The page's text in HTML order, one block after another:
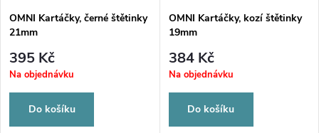
OMNI Kartáčky, černé štětinky
21mm
395 Kč
Na objednávku
Do košíku
OMNI Kartáčky, kozí štětinky
19mm
384 Kč
Na objednávku
Do košíku